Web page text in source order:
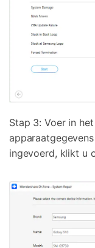
Stap 3: Voer in
ingevoerd, klikt u